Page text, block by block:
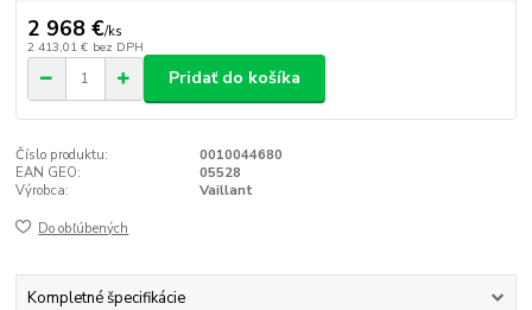
2 968 €/ks
2 413,01 € bez DPH
Pridať do košíka
Číslo produktu:
0010044680
EAN GEO:
05528
Výrobca:
Vaillant
Do obľúbených
Kompletné špecifikácie